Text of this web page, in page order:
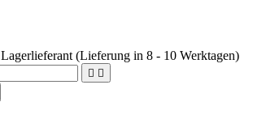
Lagerlieferant (Lieferung in 8 - 10 Werktagen)
 